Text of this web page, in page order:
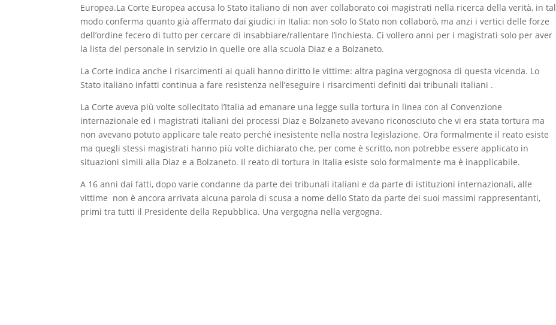
Europea.La Corte Europea accusa lo Stato italiano di non aver collaborato coi magistrati nella ricerca della verità, in tal
modo conferma quanto già affermato dai giudici in Italia: non solo lo Stato non collaborò, ma anzi i vertici delle forze
dell’ordine fecero di tutto per cercare di insabbiare/rallentare l’inchiesta. Ci vollero anni per i magistrati solo per aver
la lista del personale in servizio in quelle ore alla scuola Diaz e a Bolzaneto.
La Corte indica anche i risarcimenti ai quali hanno diritto le vittime: altra pagina vergognosa di questa vicenda. Lo
Stato italiano infatti continua a fare resistenza nell’eseguire i risarcimenti definiti dai tribunali italiani .
La Corte aveva più volte sollecitato l’Italia ad emanare una legge sulla tortura in linea con al Convenzione
internazionale ed i magistrati italiani dei processi Diaz e Bolzaneto avevano riconosciuto che vi era stata tortura ma
non avevano potuto applicare tale reato perché inesistente nella nostra legislazione. Ora formalmente il reato esiste
ma quegli stessi magistrati hanno più volte dichiarato che, per come è scritto, non potrebbe essere applicato in
situazioni simili alla Diaz e a Bolzaneto. Il reato di tortura in Italia esiste solo formalmente ma è inapplicabile.
A 16 anni dai fatti, dopo varie condanne da parte dei tribunali italiani e da parte di istituzioni internazionali, alle
vittime non è ancora arrivata alcuna parola di scusa a nome dello Stato da parte dei suoi massimi rappresentanti,
primi tra tutti il Presidente della Repubblica. Una vergogna nella vergogna.